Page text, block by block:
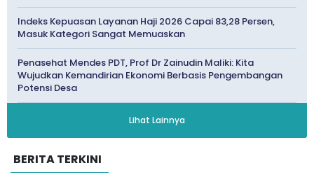
Indeks Kepuasan Layanan Haji 2026 Capai 83,28 Persen,
Masuk Kategori Sangat Memuaskan
Penasehat Mendes PDT, Prof Dr Zainudin Maliki: Kita
Wujudkan Kemandirian Ekonomi Berbasis Pengembangan
Potensi Desa
Lihat Lainnya
BERITA TERKINI